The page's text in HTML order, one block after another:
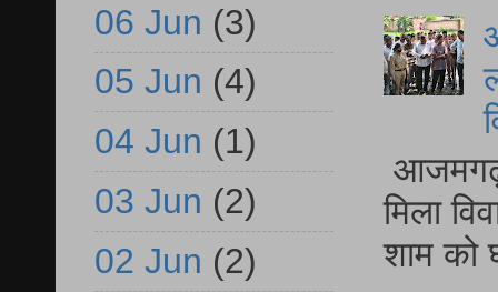
आजमगढ़
मिला
शाम को
06 Jun (3)
05 Jun (4)
04 Jun (1)
03 Jun (2)
02 Jun (2)